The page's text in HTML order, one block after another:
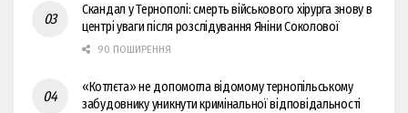
Скандал у Тернополі: смерть військового хірурга знову в
центрі уваги після розслідування Яніни Соколової
90 ПОШИРЕННЯ
«Котлєта» не допомогла відомому тернопільському
забудовнику уникнути кримінальної відповідальності